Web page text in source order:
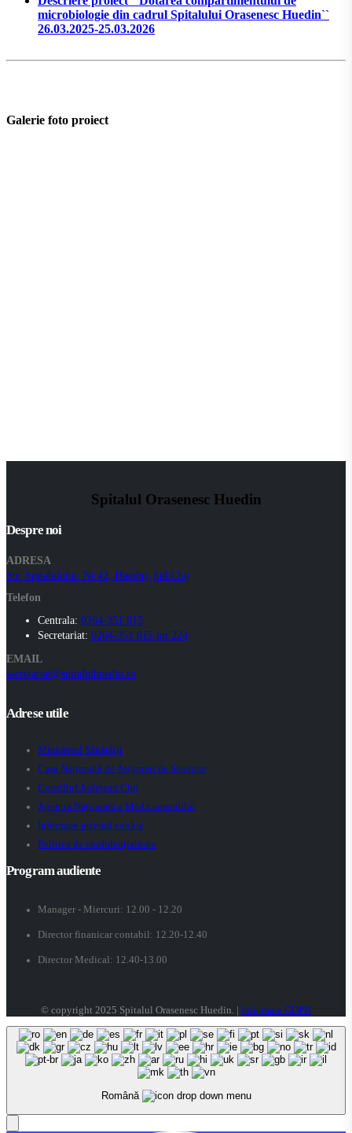
microbiologie din cadrul Spitalului Orasenesc Huedin``
26.03.2025-25.03.2026
Galerie foto proiect
Spitalul Orasenesc Huedin
Despre noi
ADRESA
Str. Spitalulului. Nr.42, Huedin, jud.Cluj
Telefon
Centrala: 0264-351 815
Secretariat: 0264-351 815 int:224
EMAIL
secretariat@spitalulhuedin.ro
Adrese utile
Ministerul Sănătății
Casa Națională de Asigurări de Sănătate
Consiliul Județean Cluj
Agenţia Naţională a Medicamentului
Informare privind cookie
Politica de confidenţialitate
Program audiente
Manager - Miercuri: 12.00 - 12.20
Director finanicar contabil: 12.20-12.40
Director Medical: 12.40-13.00
© copyright 2025 Spitalul Orasenesc Huedin. | Informare GDPR
Română